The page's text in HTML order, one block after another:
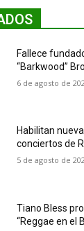
Fallece
“Barkwood”
6 de agosto de
Habilitan
conciertos de
5 de agosto de
Tiano Bless
“Reggae en el